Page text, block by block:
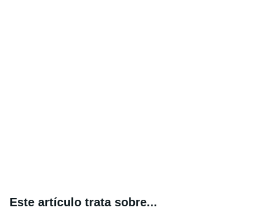
Este artículo trata sobre...